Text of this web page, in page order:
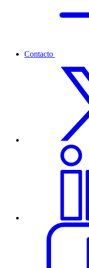
Contacto